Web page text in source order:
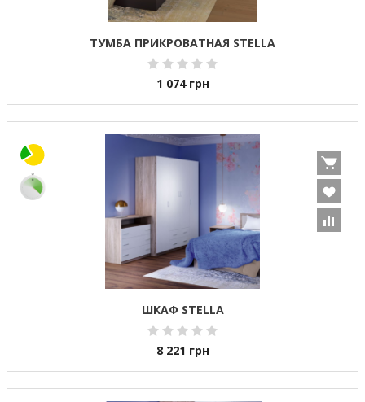
ТУМБА ПРИКРОВАТНАЯ STELLA
1 074 грн
ШКАФ STELLA
8 221 грн